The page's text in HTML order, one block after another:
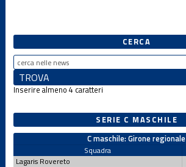
CERCA
Inserire almeno 4 caratteri
SERIE C MASCHILE
C maschile: Girone regionale
Squadra
Lagaris Rovereto